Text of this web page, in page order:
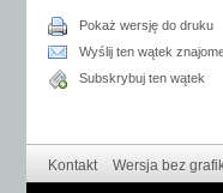
Pokaż wersję do druku
Wyślij ten wątek
Subskrybuj ten wątek
Kontakt Wersja bez